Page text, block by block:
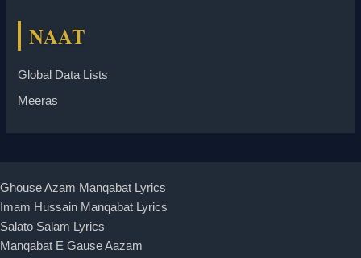
NAAT
Global Data Lists
Meeras
Ghouse Azam Manqabat Lyrics
Imam Hussain Manqabat Lyrics
Salato Salam Lyrics
Manqabat E Gause Aazam